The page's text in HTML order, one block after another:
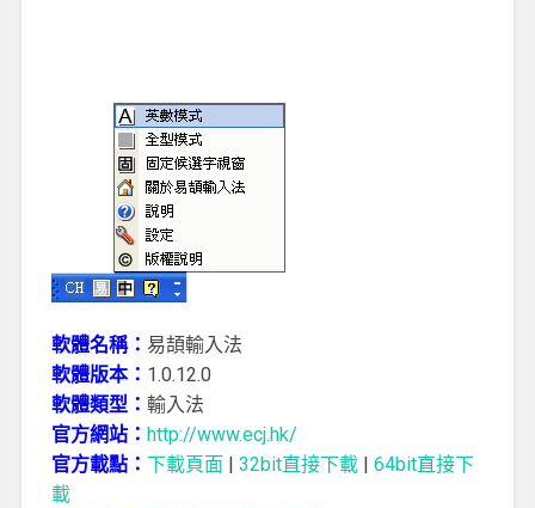
軟體名稱： 易頡輸入法
軟體版本： 1.0.12.0
軟體類型： 輸入法
官方網站： http://www.ecj.hk/
官方載點： 下載頁面 32bit直接下載| 64bit直接下
載